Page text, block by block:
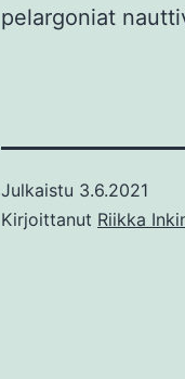
pelargoniat
Julkaistu 3.6.2021
Kirjoittanut Riikka